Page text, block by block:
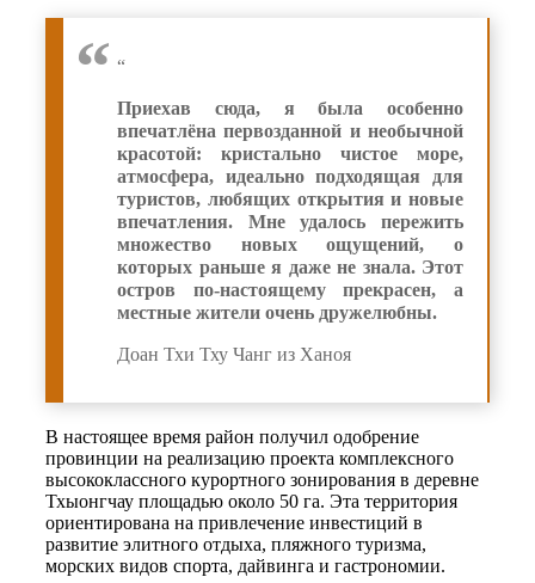
“
Приехав сюда, я была особенно
впечатлёна первозданной и необычной
красотой: кристально чистое море,
атмосфера, идеально подходящая для
туристов, любящих открытия и новые
впечатления. Мне удалось пережить
множество новых ощущений, о
которых раньше я даже не знала. Этот
остров по-настоящему прекрасен, а
местные жители очень дружелюбны.
Доан Тхи Тху Чанг из Ханоя
В настоящее время район получил одобрение
провинции на реализацию проекта комплексного
высококлассного курортного зонирования в деревне
Тхыонгчау площадью около 50 га. Эта территория
ориентирована на привлечение инвестиций в
развитие элитного отдыха, пляжного туризма,
морских видов спорта, дайвинга и гастрономии.